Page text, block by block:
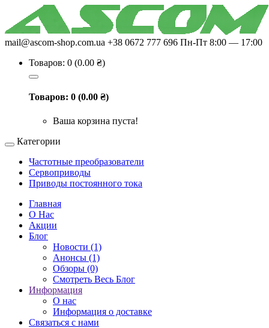
mail@ascom-shop.com.ua +38 0672 777 696 Пн-Пт 8:00 — 17:00
Товаров: 0 (0.00 ₴)
Товаров: 0 (0.00 ₴)
Ваша корзина пуста!
Категории
Частотные преобразователи
Сервоприводы
Приводы постоянного тока
Главная
О Нас
Акции
Блог
Новости (1)
Анонсы (1)
Обзоры (0)
Смотреть Весь Блог
Информация
О нас
Информация о доставке
Связаться с нами